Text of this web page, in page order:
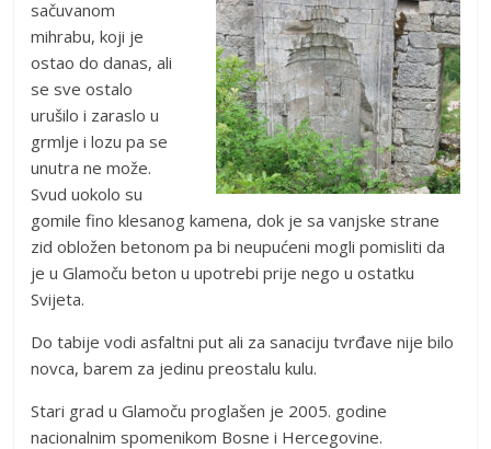
sačuvanom
mihrabu, koji je
ostao do danas, ali
se sve ostalo
urušilo i zaraslo u
grmlje i lozu pa se
unutra ne može.
Svud uokolo su
gomile fino klesanog kamena, dok je sa vanjske strane
zid obložen betonom pa bi neupućeni mogli pomisliti da
je u Glamoču beton u upotrebi prije nego u ostatku
Svijeta.
Do tabije vodi asfaltni put ali za sanaciju tvrđave nije bilo
novca, barem za jedinu preostalu kulu.
Stari grad u Glamoču proglašen je 2005. godine
nacionalnim spomenikom Bosne i Hercegovine.